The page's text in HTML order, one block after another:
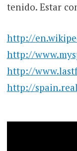
tenido. Estar
http://
http://
http://
http://